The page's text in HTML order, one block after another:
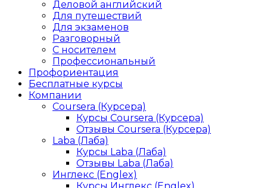
Деловой английский
Для путешествий
Для экзаменов
Разговорный
С носителем
Профессиональный
Профориентация
Бесплатные курсы
Компании
Coursera (Курсера)
Курсы Coursera (Курсера)
Отзывы Coursera (Курсера)
Laba (Лаба)
Курсы Laba (Лаба)
Отзывы Laba (Лаба)
Инглекс (Englex)